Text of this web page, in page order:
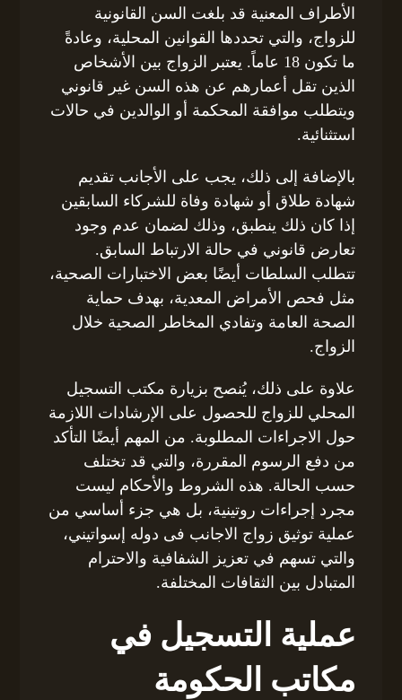
الأطراف المعنية قد بلغت السن القانونية
للزواج، والتي تحددها القوانين المحلية، وعادةً
ما تكون 18 عاماً. يعتبر الزواج بين الأشخاص
الذين تقل أعمارهم عن هذه السن غير قانوني
ويتطلب موافقة المحكمة أو الوالدين في حالات
استثنائية.
بالإضافة إلى ذلك، يجب على الأجانب تقديم
شهادة طلاق أو شهادة وفاة للشركاء السابقين
إذا كان ذلك ينطبق، وذلك لضمان عدم وجود
تعارض قانوني في حالة الارتباط السابق.
تتطلب السلطات أيضًا بعض الاختبارات الصحية،
مثل فحص الأمراض المعدية، بهدف حماية
الصحة العامة وتفادي المخاطر الصحية خلال
الزواج.
علاوة على ذلك، يُنصح بزيارة مكتب التسجيل
المحلي للزواج للحصول على الإرشادات اللازمة
حول الاجراءات المطلوبة. من المهم أيضًا التأكد
من دفع الرسوم المقررة، والتي قد تختلف
حسب الحالة. هذه الشروط والأحكام ليست
مجرد إجراءات روتينية، بل هي جزء أساسي من
عملية توثيق زواج الاجانب فى دوله إسواتيني،
والتي تسهم في تعزيز الشفافية والاحترام
المتبادل بين الثقافات المختلفة.
عملية التسجيل في
مكاتب الحكومة